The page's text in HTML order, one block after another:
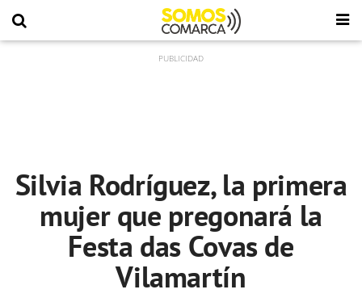
Silvia Rodríguez, la primera
mujer que pregonará la
Festa das Covas de
Vilamartín